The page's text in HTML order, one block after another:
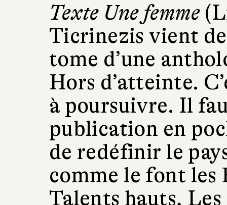
Texte Une femme
Ticrinezis vient
tome d’une
Hors d’atteinte.
à poursuivre. Il
publication en
de redéfinir le
comme le font les
Talents hauts,